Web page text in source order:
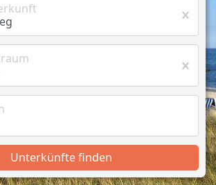
Unterkünfte finden